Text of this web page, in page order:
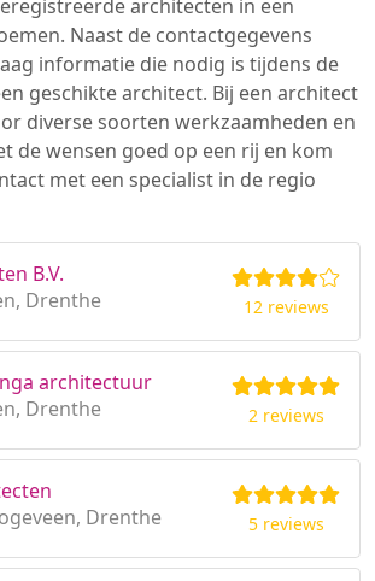
architecten in een
Naast de contactgegevens
informatie die nodig is tijdens de
geschikte architect. Bij een architect
diverse soorten werkzaamheden en
de wensen goed op een rij en kom
met een specialist in de regio
B.V.
Drenthe
12 reviews
architectuur
Drenthe
2 reviews
Drenthe
5 reviews